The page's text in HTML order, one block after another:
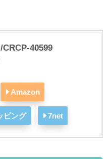
40599
Amazon
ピング 7net